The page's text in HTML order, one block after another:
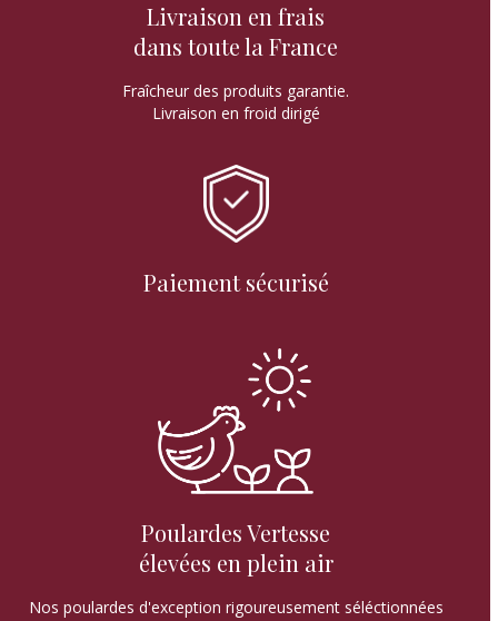
Livraison en frais
dans toute la France
Fraîcheur des produits garantie.
Livraison en froid dirigé
Paiement sécurisé
Poulardes Vertesse
élevées en plein air
Nos poulardes d'exception rigoureusement séléctionnées